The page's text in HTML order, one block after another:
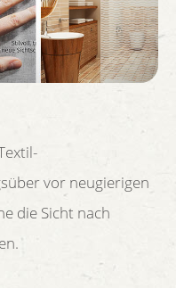
vor neugierigen
die Sicht nach